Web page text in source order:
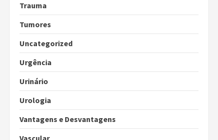
Trauma
Tumores
Uncategorized
Urgência
Urinário
Urologia
Vantagens e Desvantagens